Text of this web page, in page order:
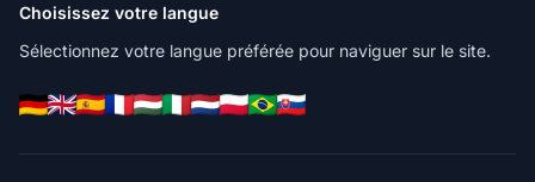
Choisissez votre langue
Sélectionnez votre langue préférée pour naviguer sur le site.